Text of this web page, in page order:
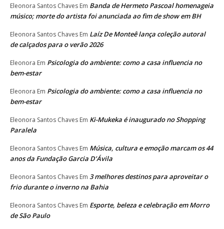
Eleonora Santos Chaves Em Banda de Hermeto Pascoal homenageia
músico; morte do artista foi anunciada ao fim de show em BH
Eleonora Santos Chaves Em Laíz De Monteê lança coleção autoral
de calçados para o verão 2026
Eleonora Em Psicologia do ambiente: como a casa influencia no
bem-estar
Eleonora Em Psicologia do ambiente: como a casa influencia no
bem-estar
Eleonora Santos Chaves Em Ki-Mukeka é inaugurado no Shopping
Paralela
Eleonora Santos Chaves Em Música, cultura e emoção marcam os 44
anos da Fundação Garcia D’Ávila
Eleonora Santos Chaves Em 3 melhores destinos para aproveitar o
frio durante o inverno na Bahia
Eleonora Santos Chaves Em Esporte, beleza e celebração em Morro
de São Paulo